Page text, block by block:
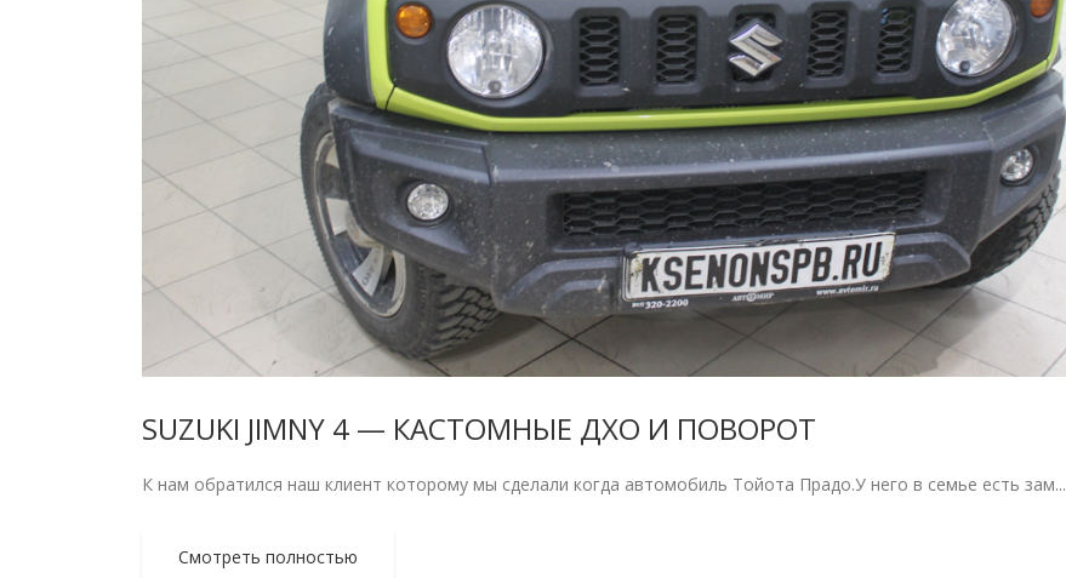
SUZUKI JIMNY 4 — КАСТОМНЫЕ ДХО И ПОВОРОТ
К нам обратился наш клиент которому мы сделали когда автомобиль Тойота Прадо.У него в семье есть зам...
Смотреть полностью